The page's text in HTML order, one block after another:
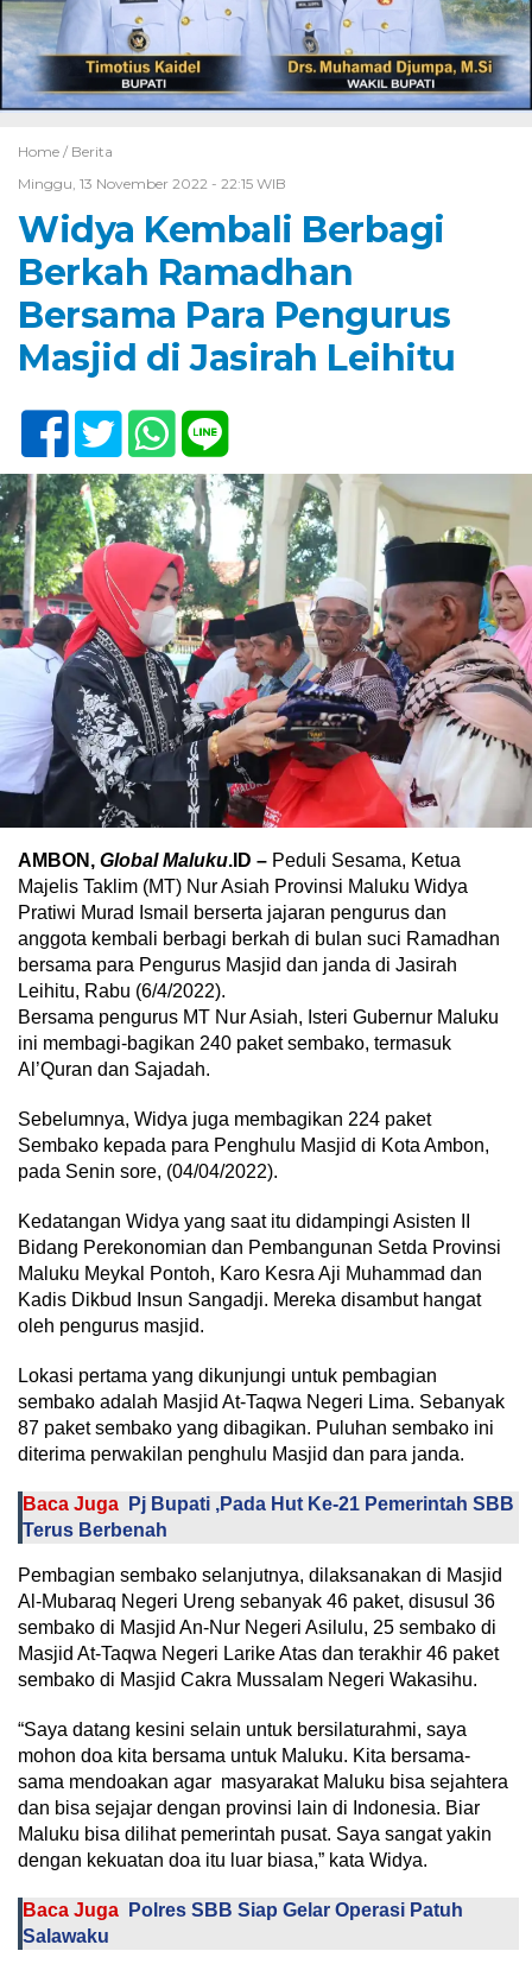
Home / Berita
Minggu, 13 November 2022 - 22:15 WIB
Widya Kembali Berbagi
Berkah Ramadhan
Bersama Para Pengurus
Masjid di Jasirah Leihitu
AMBON, Global Maluku.ID – Peduli Sesama, Ketua
Majelis Taklim (MT) Nur Asiah Provinsi Maluku Widya
Pratiwi Murad Ismail berserta jajaran pengurus dan
anggota kembali berbagi berkah di bulan suci Ramadhan
bersama para Pengurus Masjid dan janda di Jasirah
Leihitu, Rabu (6/4/2022).
Bersama pengurus MT Nur Asiah, Isteri Gubernur Maluku
ini membagi-bagikan 240 paket sembako, termasuk
Al’Quran dan Sajadah.
Sebelumnya, Widya juga membagikan 224 paket
Sembako kepada para Penghulu Masjid di Kota Ambon,
pada Senin sore, (04/04/2022).
Kedatangan Widya yang saat itu didampingi Asisten II
Bidang Perekonomian dan Pembangunan Setda Provinsi
Maluku Meykal Pontoh, Karo Kesra Aji Muhammad dan
Kadis Dikbud Insun Sangadji. Mereka disambut hangat
oleh pengurus masjid.
Lokasi pertama yang dikunjungi untuk pembagian
sembako adalah Masjid At-Taqwa Negeri Lima. Sebanyak
87 paket sembako yang dibagikan. Puluhan sembako ini
diterima perwakilan penghulu Masjid dan para janda.
Baca Juga
Pj Bupati ,Pada Hut Ke-21 Pemerintah SBB
Terus Berbenah
Pembagian sembako selanjutnya, dilaksanakan di Masjid
Al-Mubaraq Negeri Ureng sebanyak 46 paket, disusul 36
sembako di Masjid An-Nur Negeri Asilulu, 25 sembako di
Masjid At-Taqwa Negeri Larike Atas dan terakhir 46 paket
sembako di Masjid Cakra Mussalam Negeri Wakasihu.
“Saya datang kesini selain untuk bersilaturahmi, saya
mohon doa kita bersama untuk Maluku. Kita bersama-
sama mendoakan agar masyarakat Maluku bisa sejahtera
dan bisa sejajar dengan provinsi lain di Indonesia. Biar
Maluku bisa dilihat pemerintah pusat. Saya sangat yakin
dengan kekuatan doa itu luar biasa,” kata Widya.
Baca Juga
Polres SBB Siap Gelar Operasi Patuh
Salawaku